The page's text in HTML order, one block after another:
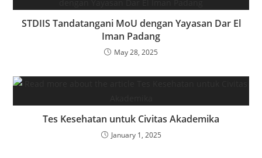
STDIIS Tandatangani MoU dengan Yayasan Dar El
Iman Padang
May 28, 2025
Tes Kesehatan untuk Civitas Akademika
January 1, 2025